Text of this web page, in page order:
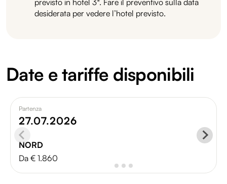
desiderata per vedere l’hotel previsto.
Date e tariffe disponibili
Partenza
27.07.2026
NORD
Da € 1.860